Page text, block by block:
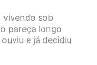
vivendo sob
pareça longo
e já decidiu